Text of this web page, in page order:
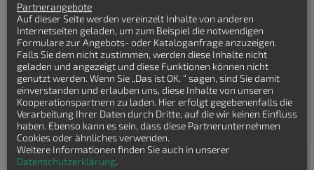
für eine kleine Familie oder Paare.
Details zum Winkelbungalow
Fachwerkbungalow Berlin
Wohnfläche: 108 qm
Hauslänge: 13.11 m
Hausbreite: 11.34 m
Zimmeranzahl: 4-Zimmer
Keinen passenden Grundriss gefunden?
Partnerangebote
Auf dieser Seite werden vereinzelt Inhalte von anderen
Internetseiten geladen, um zum Beispiel die notwendigen
Formulare zur Angebots- oder Kataloganfrage anzuzeigen.
Falls Sie dem nicht zustimmen, werden diese Inhalte nicht
geladen und angezeigt und diese Funktionen können nicht
genutzt werden. Wenn Sie „Das ist OK. “ sagen, sind Sie damit
einverstanden und erlauben uns, diese Inhalte von unseren
Kooperationspartnern zu laden. Hier erfolgt gegebenenfalls die
Verarbeitung Ihrer Daten durch Dritte, auf die wir keinen Einfluss
haben. Ebenso kann es sein, dass diese Partnerunternehmen
Cookies oder ähnliches verwenden.
Weitere Informationen finden Sie auch in unserer
Datenschutzerklärung.